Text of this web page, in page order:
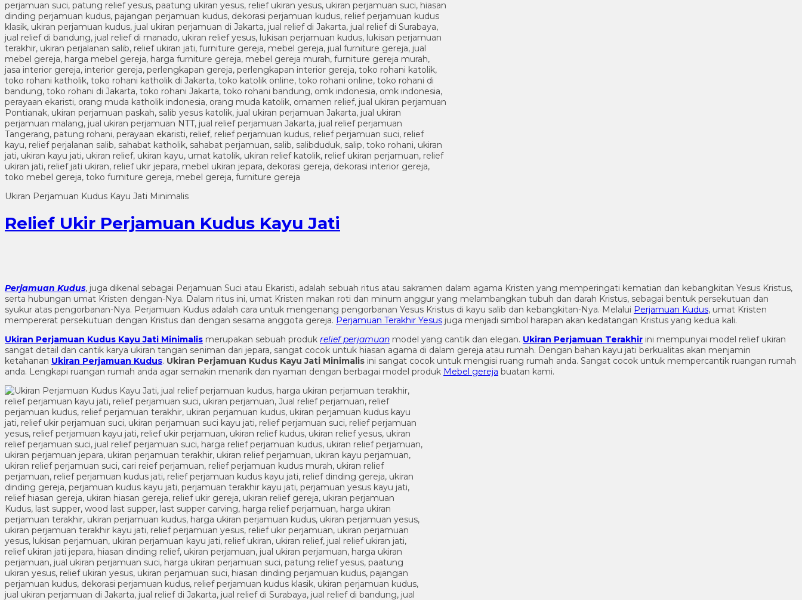
Ukiran Perjamuan Kudus Kayu Jati Minimalis
Relief Ukir Perjamuan Kudus Kayu Jati
Perjamuan Kudus, juga dikenal sebagai Perjamuan Suci atau Ekaristi, adalah sebuah ritus atau sakramen dalam agama Kristen yang memperingati kematian dan kebangkitan Yesus Kristus,
serta hubungan umat Kristen dengan-Nya. Dalam ritus ini, umat Kristen makan roti dan minum anggur yang melambangkan tubuh dan darah Kristus, sebagai bentuk persekutuan dan
syukur atas pengorbanan-Nya. Perjamuan Kudus adalah cara untuk mengenang pengorbanan Yesus Kristus di kayu salib dan kebangkitan-Nya. Melalui Perjamuan Kudus, umat Kristen
mempererat persekutuan dengan Kristus dan dengan sesama anggota gereja. Perjamuan Terakhir Yesus juga menjadi simbol harapan akan kedatangan Kristus yang kedua kali.
Ukiran Perjamuan Kudus Kayu Jati Minimalis merupakan sebuah produk relief perjamuan model yang cantik dan elegan. Ukiran Perjamuan Terakhir ini mempunyai model relief ukiran
sangat detail dan cantik karya ukiran tangan seniman dari jepara, sangat cocok untuk hiasan agama di dalam gereja atau rumah. Dengan bahan kayu jati berkualitas akan menjamin
ketahanan Ukiran Perjamuan Kudus. Ukiran Perjamuan Kudus Kayu Jati Minimalis ini sangat cocok untuk mengisi ruang rumah anda. Sangat cocok untuk mempercantik ruangan rumah
anda. Lengkapi ruangan rumah anda agar semakin menarik dan nyaman dengan berbagai model produk Mebel gereja buatan kami.